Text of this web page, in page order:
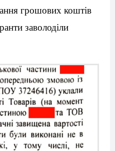
грошових коштів
заволоділи